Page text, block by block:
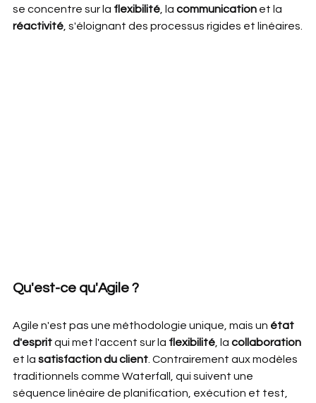
se concentre sur la flexibilité, la communication et la
réactivité, s'éloignant des processus rigides et linéaires.
Qu'est-ce qu'Agile ?
Agile n'est pas une méthodologie unique, mais un état
d'esprit qui met l'accent sur la flexibilité , la collaboration
et la satisfaction du client . Contrairement aux modèles
traditionnels comme Waterfall, qui suivent une
séquence linéaire de planification, exécution et test,